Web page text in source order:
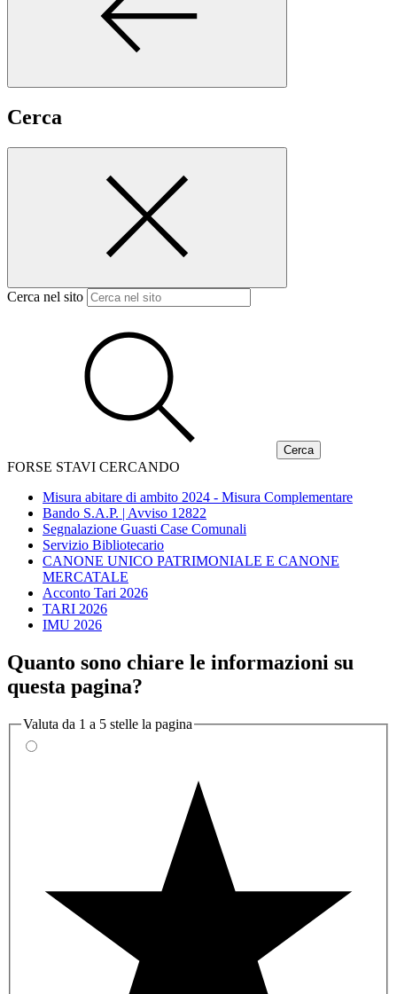
Cerca
Cerca nel sito
FORSE STAVI CERCANDO
Misura abitare di ambito 2024 - Misura Complementare
Bando S.A.P. | Avviso 12822
Segnalazione Guasti Case Comunali
Servizio Bibliotecario
CANONE UNICO PATRIMONIALE E CANONE
MERCATALE
Acconto Tari 2026
TARI 2026
IMU 2026
Quanto sono chiare le informazioni su
questa pagina?
Valuta da 1 a 5 stelle la pagina